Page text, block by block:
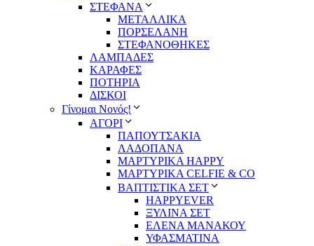
ΣΤΕΦΑΝΑ
ΜΕΤΑΛΛΙΚΑ
ΠΟΡΣΕΛΑΝΗ
ΣΤΕΦΑΝΟΘΗΚΕΣ
ΛΑΜΠΑΔΕΣ
ΚΑΡΑΦΕΣ
ΠΟΤΗΡΙΑ
ΔΙΣΚΟΙ
Γίνομαι Νονός!
ΑΓΟΡΙ
ΠΑΠΟΥΤΣΑΚΙΑ
ΛΑΔΟΠΑΝΑ
ΜΑΡΤΥΡΙΚΑ HAPPY
ΜΑΡΤΥΡΙΚΑ CELFIE & CO
ΒΑΠΤΙΣΤΙΚΑ ΣΕΤ
HAPPYEVER
ΞΥΛΙΝΑ ΣΕΤ
ΕΛΕΝΑ ΜΑΝΑΚΟΥ
ΥΦΑΣΜΑΤΙΝΑ